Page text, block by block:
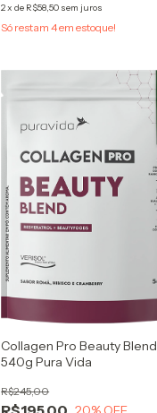
2xde R$58,50 sem juros
Só restam4em estoque!
Collagen Pro Beauty Blend
540g Pura Vida
R$245,00